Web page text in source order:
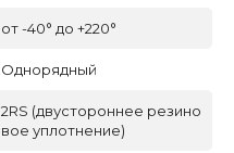
от -40° до +220°
Однорядный
2RS (двустороннее резино
вое уплотнение)